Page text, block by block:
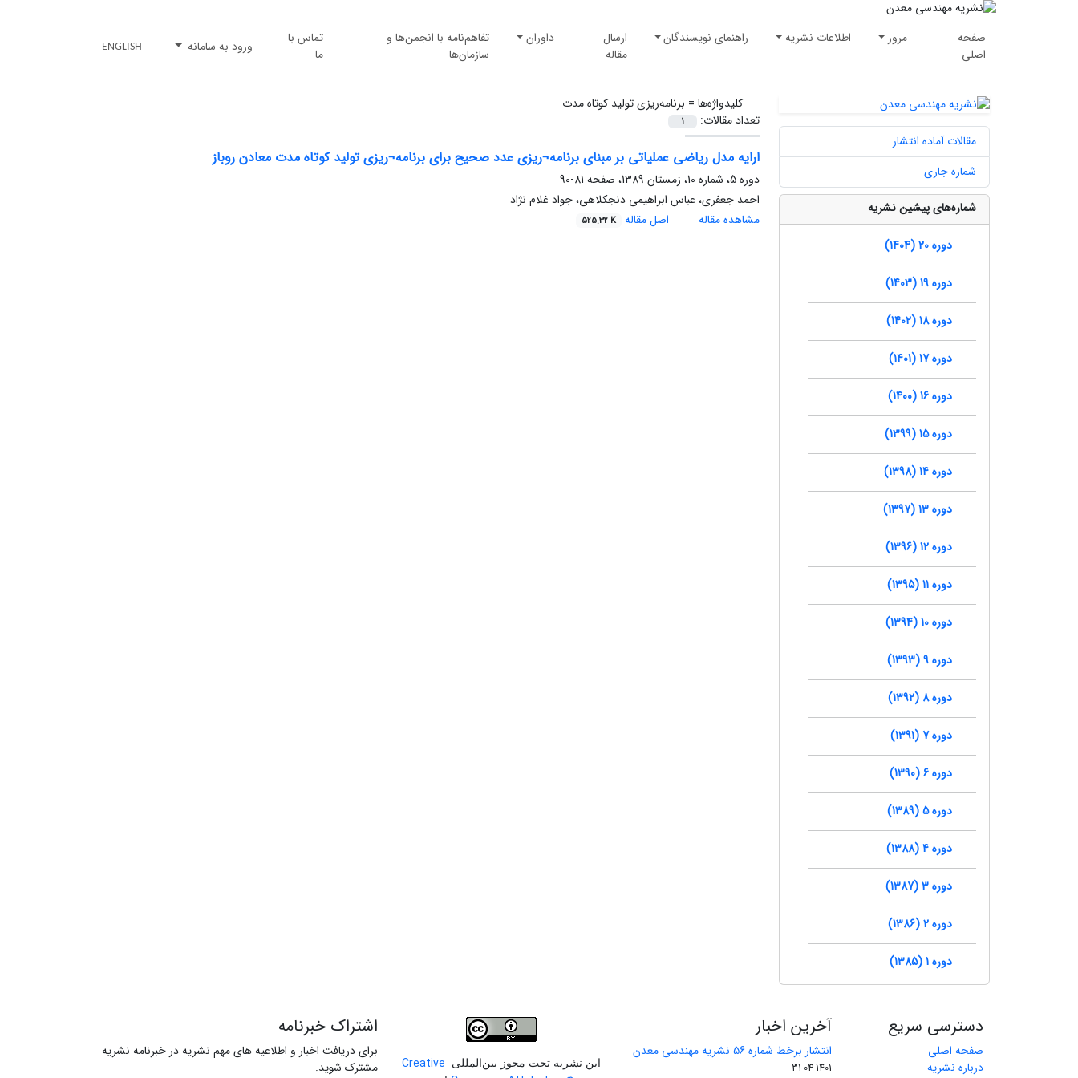
صفحه
اصلی
مرور اطلاعات نشریه راهنمای نویسندگان
ارسال
مقاله
داوران
تفاهم‌نامه با انجمن‌ها و
سازمان‌ها
تماس با
ما
ورود به سامانه ENGLISH
کلیدواژه‌ها = برنامه‌ریزی تولید کوتاه مدت
تعداد مقالات:
1
ارایه مدل ریاضی عملیاتی بر مبنای برنامه¬ریزی عدد صحیح برای برنامه¬ریزی تولید کوتاه مدت معادن روباز
دوره 5، شماره 10، زمستان 1389، صفحه
81-90
احمد جعفری، عباس ابراهیمی دنجکلاهی، جواد غلام نژاد
مشاهده مقاله
اصل مقاله 525.32 K
مقالات آماده انتشار
شماره جاری
شماره‌های پیشین نشریه
دوره 20 (1404)
دوره 19 (1403)
دوره 18 (1402)
دوره 17 (1401)
دوره 16 (1400)
دوره 15 (1399)
دوره 14 (1398)
دوره 13 (1397)
دوره 12 (1396)
دوره 11 (1395)
دوره 10 (1394)
دوره 9 (1393)
دوره 8 (1392)
دوره 7 (1391)
دوره 6 (1390)
دوره 5 (1389)
دوره 4 (1388)
دوره 3 (1387)
دوره 2 (1386)
دوره 1 (1385)
دسترسی سریع
صفحه اصلی
درباره نشریه
آخرین اخبار
انتشار برخط شماره 56 نشریه مهندسی معدن
1401-04-31 این نشریه تحت مجوز بین‌المللی
Creative
اشتراک خبرنامه
برای دریافت اخبار و اطلاعیه های مهم نشریه در خبرنامه نشریه
مشترک شوید.